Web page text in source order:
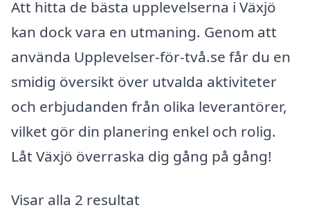
Att hitta de bästa upplevelserna i Växjö
kan dock vara en utmaning. Genom att
använda Upplevelser-för-två.se får du en
smidig översikt över utvalda aktiviteter
och erbjudanden från olika leverantörer,
vilket gör din planering enkel och rolig.
Låt Växjö överraska dig gång på gång!
Visar alla 2 resultat